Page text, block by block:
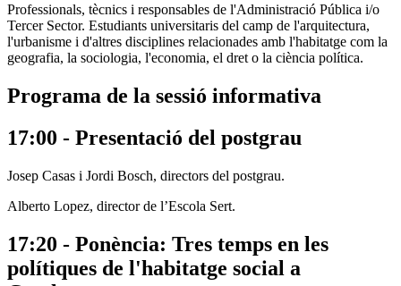
Professionals, tècnics i responsables de l'Administració Pública i/o
Tercer Sector. Estudiants universitaris del camp de l'arquitectura,
l'urbanisme i d'altres disciplines relacionades amb l'habitatge com la
geografia, la sociologia, l'economia, el dret o la ciència política.
Programa de la sessió informativa
17:00 - Presentació del postgrau
Josep Casas i Jordi Bosch, directors del postgrau.
Alberto Lopez, director de l’Escola Sert.
17:20 - Ponència: Tres temps en les
polítiques de l'habitatge social a